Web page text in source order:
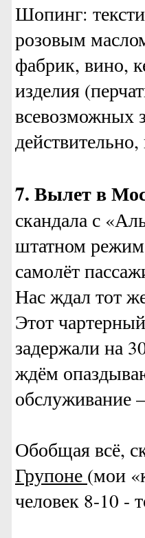
Шопинг:
розовым
фабрик, вино,
изделия
всевозможных
7. Вылет в
скандала с
штатном
самолёт
Нас ждал тот
Этот
задержали на
ждём
обслуживание
Обобщая всё,
Групоне (мои
человек 8-10 -